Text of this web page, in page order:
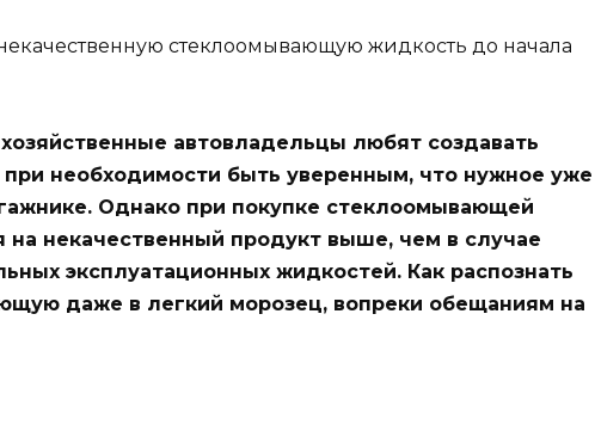
автовладельцы любят создавать
при необходимости быть уверенным, что нужное уже
Однако при покупке стеклоомывающей
на некачественный продукт выше, чем в случае
эксплуатационных жидкостей. Как распознать
даже в легкий морозец, вопреки обещаниям на